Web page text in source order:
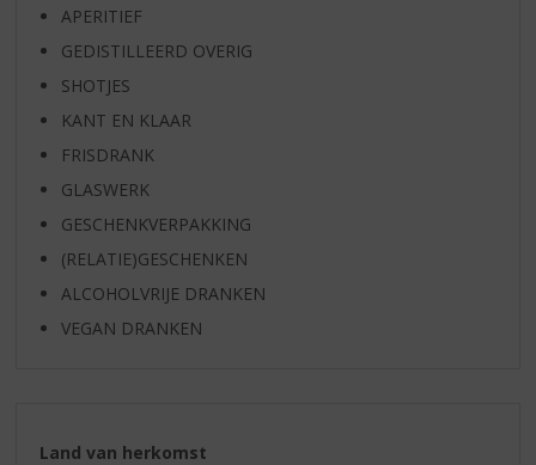
APERITIEF
GEDISTILLEERD OVERIG
SHOTJES
KANT EN KLAAR
FRISDRANK
GLASWERK
GESCHENKVERPAKKING
(RELATIE)GESCHENKEN
ALCOHOLVRIJE DRANKEN
VEGAN DRANKEN
Land van herkomst